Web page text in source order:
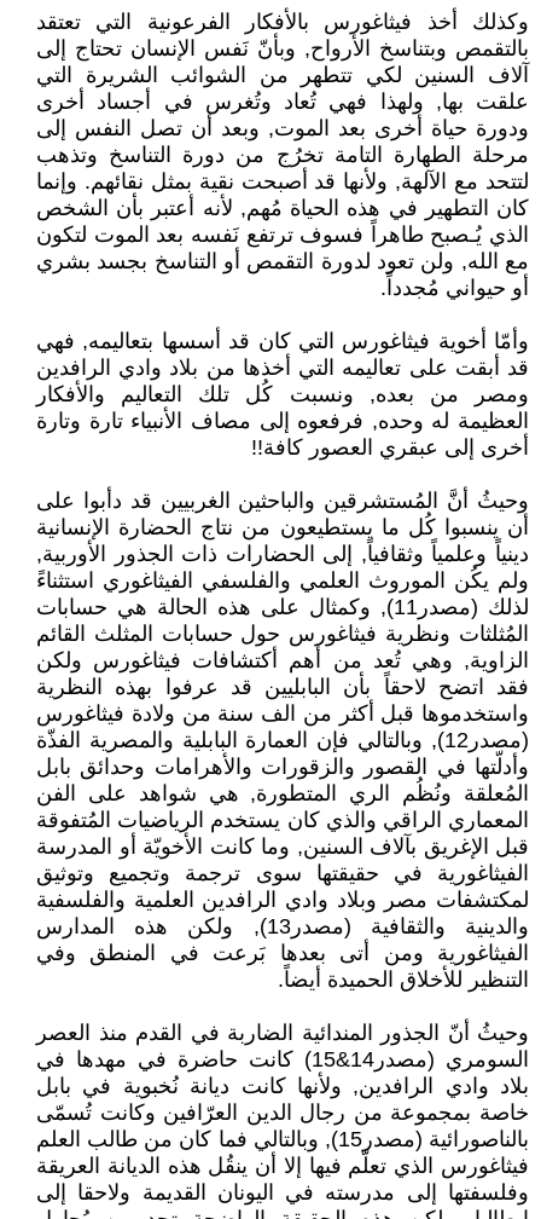
وكذلك أخذ فيثاغورس بالأفكار الفرعونية التي تعتقد
بالتقمص وبتناسخ الأرواح, وبأنّ نَفس الإنسان تحتاج إلى
آلاف السنين لكي تتطهر من الشوائب الشريرة التي
علقت بها, ولهذا فهي تُعاد وتُغرس في أجساد أخرى
ودورة حياة أخرى بعد الموت, وبعد أن تصل النفس إلى
مرحلة الطهارة التامة تخرُج من دورة التناسخ وتذهب
لتتحد مع الآلهة, ولأنها قد أصبحت نقية بمثل نقائهم. وإنما
كان التطهير في هذه الحياة مُهم, لأنه أعتبر بأن الشخص
الذي يُـصبح طاهراً فسوف ترتفع نَفسه بعد الموت لتكون
مع الله, ولن تعود لدورة التقمص أو التناسخ بجسد بشري
أو حيواني مُجدداً.
وأمّا أخوية فيثاغورس التي كان قد أسسها بتعاليمه, فهي
قد أبقت على تعاليمه التي أخذها من بلاد وادي الرافدين
ومصر من بعده, ونسبت كُل تلك التعاليم والأفكار
العظيمة له وحده, فرفعوه إلى مصاف الأنبياء تارة وتارة
أخرى إلى عبقري العصور كافة!!
وحيثُ أنَّ المُستشرقين والباحثين الغربيين قد دأبوا على
أن ينسبوا كُل ما يستطيعون من نتاج الحضارة الإنسانية
دينياً وعلمياً وثقافياً, إلى الحضارات ذات الجذور الأوربية,
ولم يكُن الموروث العلمي والفلسفي الفيثاغوري استثناءً
لذلك (مصدر11), وكمثال على هذه الحالة هي حسابات
المُثلثات ونظرية فيثاغورس حول حسابات المثلث القائم
الزاوية, وهي تُعد من أهم أكتشافات فيثاغورس ولكن
فقد اتضح لاحقاً بأن البابليين قد عرفوا بهذه النظرية
واستخدموها قبل أكثر من الف سنة من ولادة فيثاغورس
(مصدر12), وبالتالي فإن العمارة البابلية والمصرية الفذّة
وأدلّتها في القصور والزقورات والأهرامات وحدائق بابل
المُعلقة ونُظُم الري المتطورة, هي شواهد على الفن
المعماري الراقي والذي كان يستخدم الرياضيات المُتفوقة
قبل الإغريق بآلاف السنين, وما كانت الأخويّة أو المدرسة
الفيثاغورية في حقيقتها سوى ترجمة وتجميع وتوثيق
لمكتشفات مصر وبلاد وادي الرافدين العلمية والفلسفية
والدينية والثقافية (مصدر13), ولكن هذه المدارس
الفيثاغورية ومن أتى بعدها بَرعت في المنطق وفي
التنظير للأخلاق الحميدة أيضاً.
وحيثُ أنّ الجذور المندائية الضاربة في القدم منذ العصر
السومري (مصدر14&15) كانت حاضرة في مهدها في
بلاد وادي الرافدين, ولأنها كانت ديانة نُخبوية في بابل
خاصة بمجموعة من رجال الدين العرّافين وكانت تُسمّى
بالناصورائية (مصدر15), وبالتالي فما كان من طالب العلم
فيثاغورس الذي تعلّم فيها إلا أن ينقُل هذه الديانة العريقة
وفلسفتها إلى مدرسته في اليونان القديمة ولاحقا إلى